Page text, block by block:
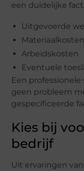
een duidelijke
Uitgevoerde
Materiaalkosten
Arbeidskosten
Eventuele
Een professionele
geen probleem
gespecificeerde
Kies bij
bedrijf
Uit ervaringen